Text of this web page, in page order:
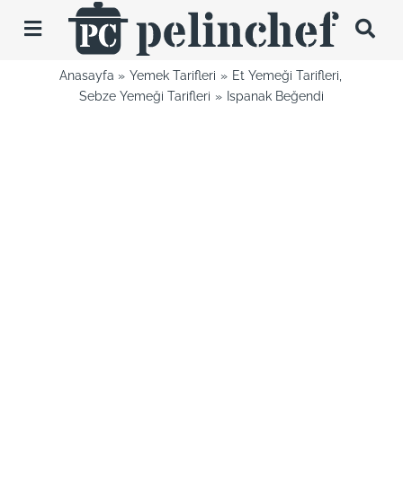
Toggle
Navigation
Tarifler
Anasayfa Yemek Tarifleri
Et Yemeği Tarifleri
Sebze Yemeği Tarifleri
Ispanak Beğendi